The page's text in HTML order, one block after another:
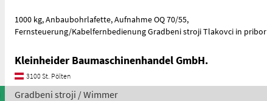
1000 kg, Anbaubohrlafette, Aufnahme OQ 70/55,
Fernsteuerung/Kabelfernbedienung Gradbeni stroji Tlakovci in pribor
Kleinheider Baumaschinenhandel GmbH.
3100 St. Pölten
Gradbeni stroji / Wimmer